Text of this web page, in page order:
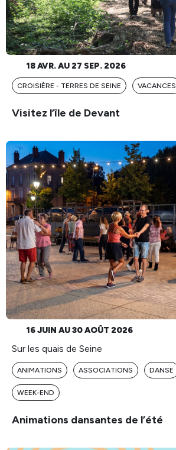
18 AVR. AU 27 SEP. 2026
CROISIÈRE - TERRES DE SEINE VACANCES
Visitez l’île de Devant
16 JUIN AU 30 AOÛT 2026
Sur les quais de Seine
ANIMATIONS ASSOCIATIONS DANSE
WEEK-END
Animations dansantes de l’été